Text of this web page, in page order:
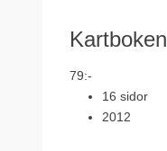
79:-
16 sidor
2012